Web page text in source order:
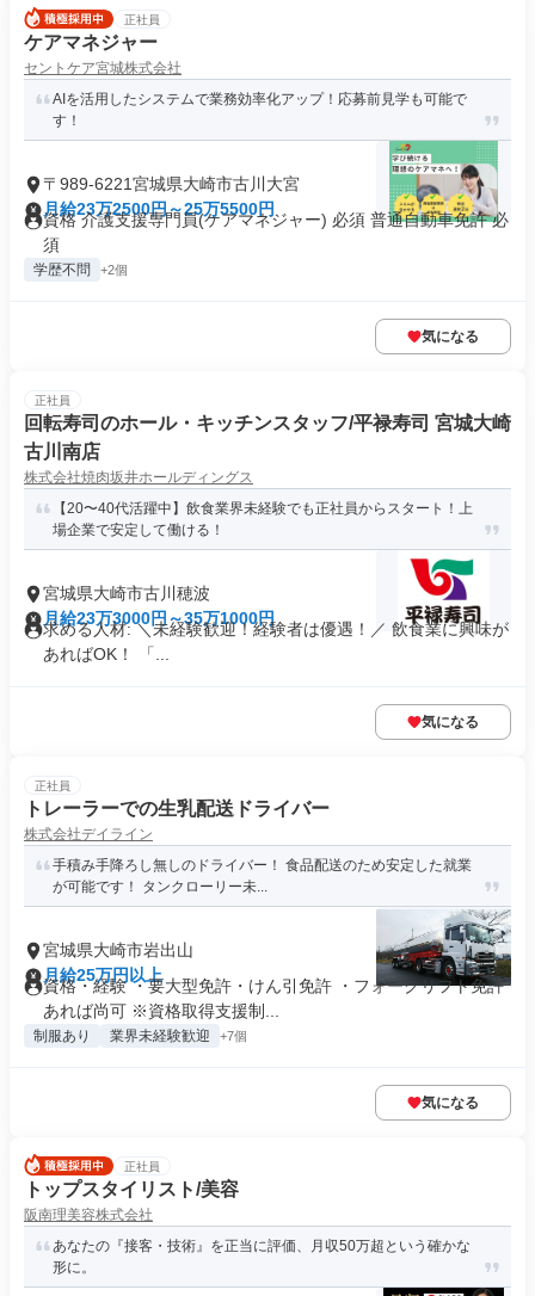
正社員
ケアマネジャー
セントケア宮城株式会社
AIを活用したシステムで業務効率化アップ！応募前見学も可能で
す！
〒989-6221宮城県大崎市古川大宮
月給23万2500円～25万5500円
資格 介護支援専門員(ケアマネジャー) 必須 普通自動車免許 必
須
学歴不問 +2個
気になる
正社員
回転寿司のホール・キッチンスタッフ/平禄寿司 宮城大崎
古川南店
株式会社焼肉坂井ホールディングス
【20〜40代活躍中】飲食業界未経験でも正社員からスタート！上
場企業で安定して働ける！
宮城県大崎市古川穂波
月給23万3000円～35万1000円
求める人材: ＼未経験歓迎！経験者は優遇！／ 飲食業に興味が
あればOK！ 「...
気になる
正社員
トレーラーでの生乳配送ドライバー
株式会社デイライン
手積み手降ろし無しのドライバー！ 食品配送のため安定した就業
が可能です！ タンクローリー未...
宮城県大崎市岩出山
月給25万円以上
資格・経験 ・要大型免許・けん引免許 ・フォークリフト免許
あれば尚可 ※資格取得支援制...
制服あり 業界未経験歓迎 +7個
気になる
正社員
トップスタイリスト/美容
阪南理美容株式会社
あなたの『接客・技術』を正当に評価、月収50万超という確かな
形に。